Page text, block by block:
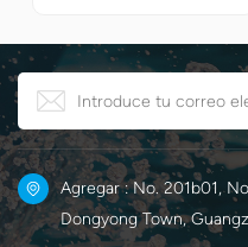
juego de obstáculos para
crear un mundo único y
Agregar : No. 201b01,
Dongyong Town,